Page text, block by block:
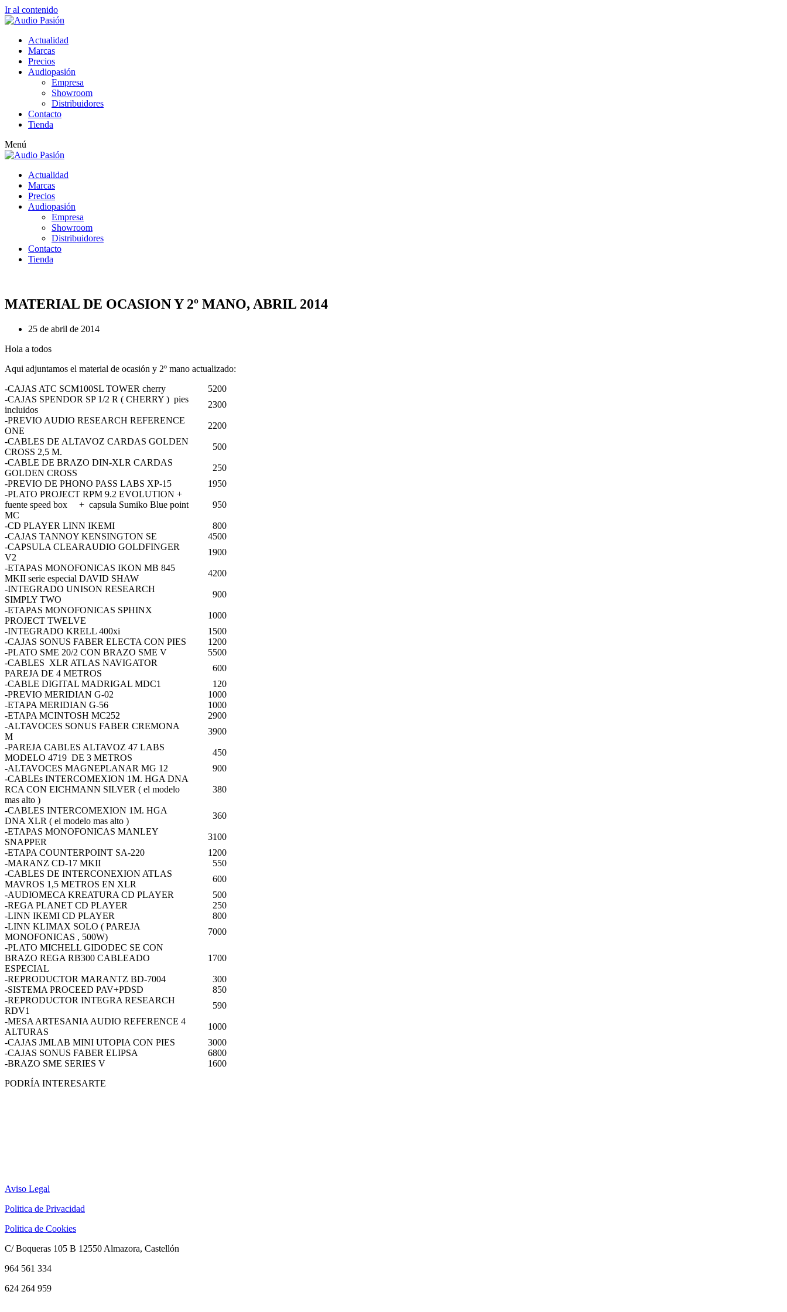
Ir al contenido
Actualidad
Marcas
Precios
Audiopasión
Empresa
Showroom
Distribuidores
Contacto
Tienda
Menú
Actualidad
Marcas
Precios
Audiopasión
Empresa
Showroom
Distribuidores
Contacto
Tienda
MATERIAL DE OCASION Y 2º MANO, ABRIL 2014
25 de abril de 2014
Hola a todos
Aqui adjuntamos el material de ocasión y 2º mano actualizado:
-CAJAS ATC SCM100SL TOWER cherry
5200
-CAJAS SPENDOR SP 1/2 R ( CHERRY ) pies
incluidos
2300
-PREVIO AUDIO RESEARCH REFERENCE
ONE
2200
-CABLES DE ALTAVOZ CARDAS GOLDEN
CROSS 2,5 M.
500
-CABLE DE BRAZO DIN-XLR CARDAS
GOLDEN CROSS
250
-PREVIO DE PHONO PASS LABS XP-15
1950
-PLATO PROJECT RPM 9.2 EVOLUTION +
fuente speed box + capsula Sumiko Blue point
MC
950
-CD PLAYER LINN IKEMI
800
-CAJAS TANNOY KENSINGTON SE
4500
-CAPSULA CLEARAUDIO GOLDFINGER
V2
1900
-ETAPAS MONOFONICAS IKON MB 845
MKII serie especial DAVID SHAW
4200
-INTEGRADO UNISON RESEARCH
SIMPLY TWO
900
-ETAPAS MONOFONICAS SPHINX
PROJECT TWELVE
1000
-INTEGRADO KRELL 400xi
1500
-CAJAS SONUS FABER ELECTA CON PIES
1200
-PLATO SME 20/2 CON BRAZO SME V
5500
-CABLES XLR ATLAS NAVIGATOR
PAREJA DE 4 METROS
600
-CABLE DIGITAL MADRIGAL MDC1
120
-PREVIO MERIDIAN G-02
1000
-ETAPA MERIDIAN G-56
1000
-ETAPA MCINTOSH MC252
2900
-ALTAVOCES SONUS FABER CREMONA
M
3900
-PAREJA CABLES ALTAVOZ 47 LABS
MODELO 4719 DE 3 METROS
450
-ALTAVOCES MAGNEPLANAR MG 12
900
-CABLEs INTERCOMEXION 1M. HGA DNA
RCA CON EICHMANN SILVER ( el modelo
mas alto )
380
-CABLES INTERCOMEXION 1M. HGA
DNA XLR ( el modelo mas alto )
360
-ETAPAS MONOFONICAS MANLEY
SNAPPER
3100
-ETAPA COUNTERPOINT SA-220
1200
-MARANZ CD-17 MKII
550
-CABLES DE INTERCONEXION ATLAS
MAVROS 1,5 METROS EN XLR
600
-AUDIOMECA KREATURA CD PLAYER
500
-REGA PLANET CD PLAYER
250
-LINN IKEMI CD PLAYER
800
-LINN KLIMAX SOLO ( PAREJA
MONOFONICAS , 500W)
7000
-PLATO MICHELL GIDODEC SE CON
BRAZO REGA RB300 CABLEADO
ESPECIAL
1700
-REPRODUCTOR MARANTZ BD-7004
300
-SISTEMA PROCEED PAV+PDSD
850
-REPRODUCTOR INTEGRA RESEARCH
RDV1
590
-MESA ARTESANIA AUDIO REFERENCE 4
ALTURAS
1000
-CAJAS JMLAB MINI UTOPIA CON PIES
3000
-CAJAS SONUS FABER ELIPSA
6800
-BRAZO SME SERIES V
1600
PODRÍA INTERESARTE
Aviso Legal
Politica de Privacidad
Politica de Cookies
C/ Boqueras 105 B 12550 Almazora, Castellón
964 561 334
624 264 959